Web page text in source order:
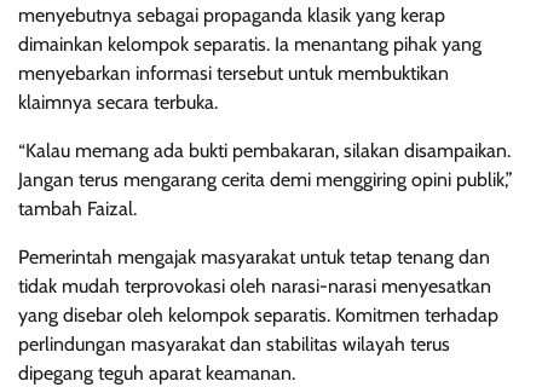
menyebutnya sebagai propaganda klasik yang kerap
dimainkan kelompok separatis. Ia menantang pihak yang
menyebarkan informasi tersebut untuk membuktikan
klaimnya secara terbuka.
“Kalau memang ada bukti pembakaran, silakan disampaikan.
Jangan terus mengarang cerita demi menggiring opini publik,”
tambah Faizal.
Pemerintah mengajak masyarakat untuk tetap tenang dan
tidak mudah terprovokasi oleh narasi-narasi menyesatkan
yang disebar oleh kelompok separatis. Komitmen terhadap
perlindungan masyarakat dan stabilitas wilayah terus
dipegang teguh aparat keamanan.